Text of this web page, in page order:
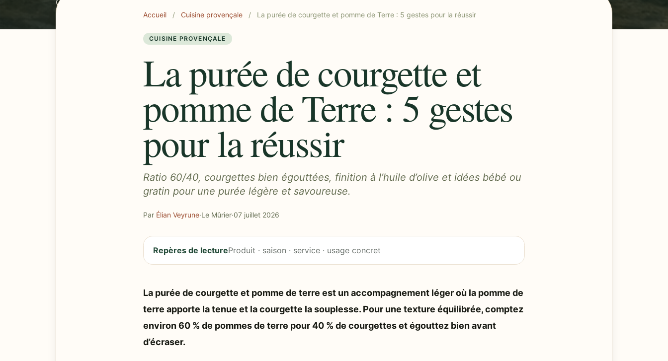
Cuisine provençale, tables du Var et routes gourmandes méditerranéennes.
Accueil / Cuisine provençale / La purée de courgette et pomme de Terre : 5 gestes pour la réussir
CUISINE PROVENÇALE
La purée de courgette et
pomme de Terre : 5 gestes
pour la réussir
Ratio 60/40, courgettes bien égouttées, finition à l’huile d’olive et idées bébé ou
gratin pour une purée légère et savoureuse.
Par Élian Veyrune·Le Mûrier·07 juillet 2026
Repères de lectureProduit · saison · service · usage concret
La purée de courgette et pomme de terre est un accompagnement léger où la pomme de
terre apporte la tenue et la courgette la souplesse. Pour une texture équilibrée, comptez
environ 60 % de pommes de terre pour 40 % de courgettes et égouttez bien avant
d’écraser.